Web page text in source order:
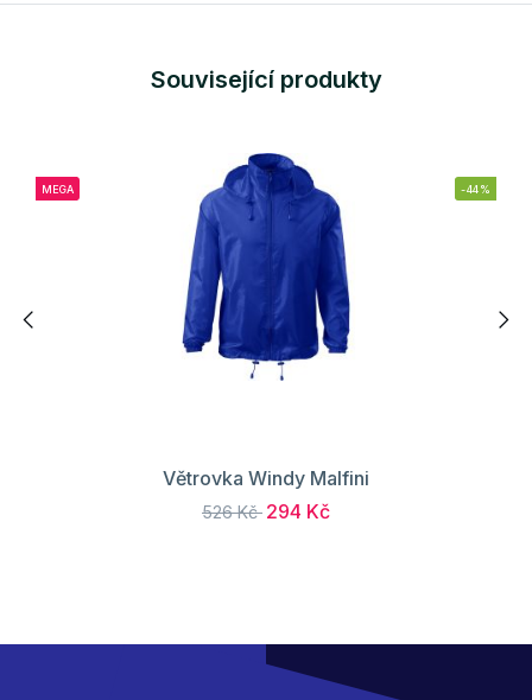
Související produkty
MEGA -44%
Větrovka Windy Malfini
526 Kč 294 Kč